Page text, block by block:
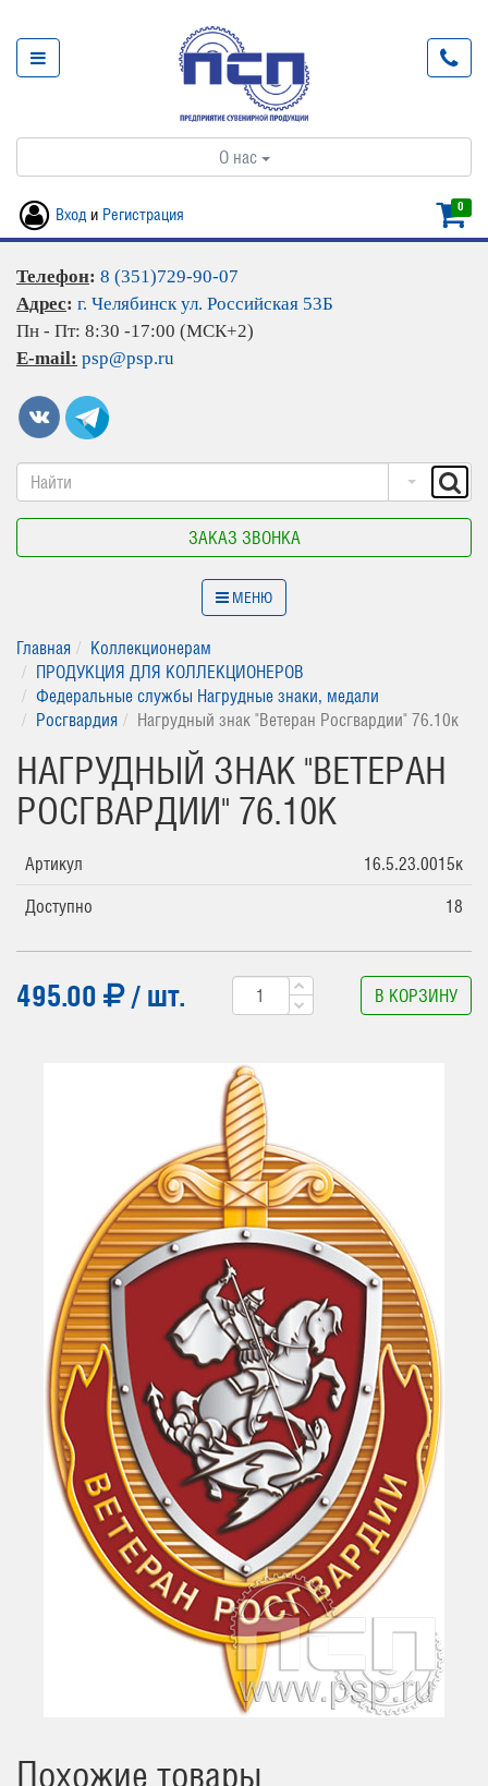
О нас
0
Вход и Регистрация
Телефон: 8 (351)729-90-07
Адрес: г. Челябинск ул. Российская 53Б
Пн - Пт: 8:30 -17:00 (МСК+2)
E-mail: psp@psp.ru
ЗАКАЗ ЗВОНКА
МЕНЮ
Главная
Коллекционерам
ПРОДУКЦИЯ ДЛЯ КОЛЛЕКЦИОНЕРОВ
Федеральные службы Нагрудные знаки, медали
Росгвардия
Нагрудный знак "Ветеран Росгвардии" 76.10к
НАГРУДНЫЙ ЗНАК "ВЕТЕРАН
РОСГВАРДИИ" 76.10К
Артикул
16.5.23.0015к
Доступно
18
495.00 / шт. В КОРЗИНУ
Похожие товары